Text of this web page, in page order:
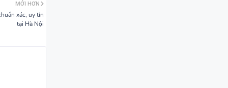
MỚI HƠN
xác, uy tín
tại Hà Nội